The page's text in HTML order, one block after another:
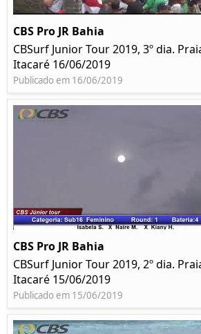
CBS Pro JR Bahia
CBSurf Junior Tour 2019, 3º dia.
Itacaré 16/06/2019
Publicado em 16/06/2019
CBS Pro JR Bahia
CBSurf Junior Tour 2019, 2º dia.
Itacaré 15/06/2019
Publicado em 15/06/2019